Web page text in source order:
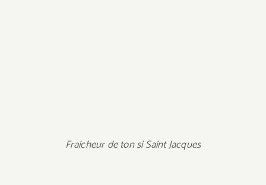
Fraicheur de ton si Saint Jacques